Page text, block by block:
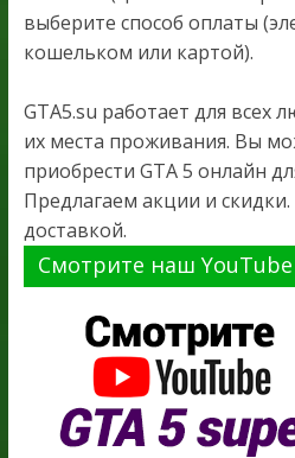
выберите способ оплаты
кошельком или картой).
GTA5.su работает для всех
их места проживания. Вы
приобрести GTA 5 онлайн
Предлагаем акции и
доставкой.
Смотрите наш YouTube